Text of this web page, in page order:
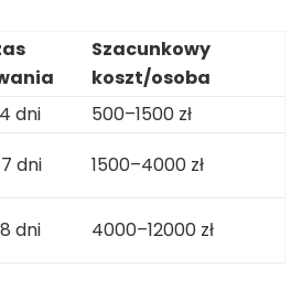
Szacunkowy
koszt/osoba
dni
500–1500 zł
dni
1500–4000 zł
dni 4000–12000 zł